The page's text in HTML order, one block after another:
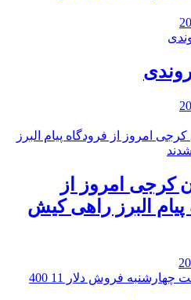
کرجی امروز از
پیام البرز راهی کیش